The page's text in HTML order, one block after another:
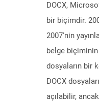
DOCX,
bir biçimdir.
2007'nin
belge biçiminin
dosyaların bir
DOCX
açılabilir, ancak